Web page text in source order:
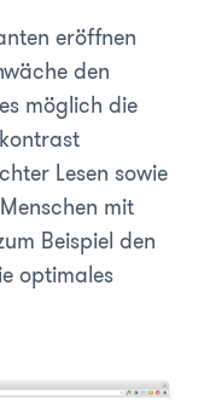
eröffnen
den
möglich die
Lesen sowie
mit
Beispiel den
optimales